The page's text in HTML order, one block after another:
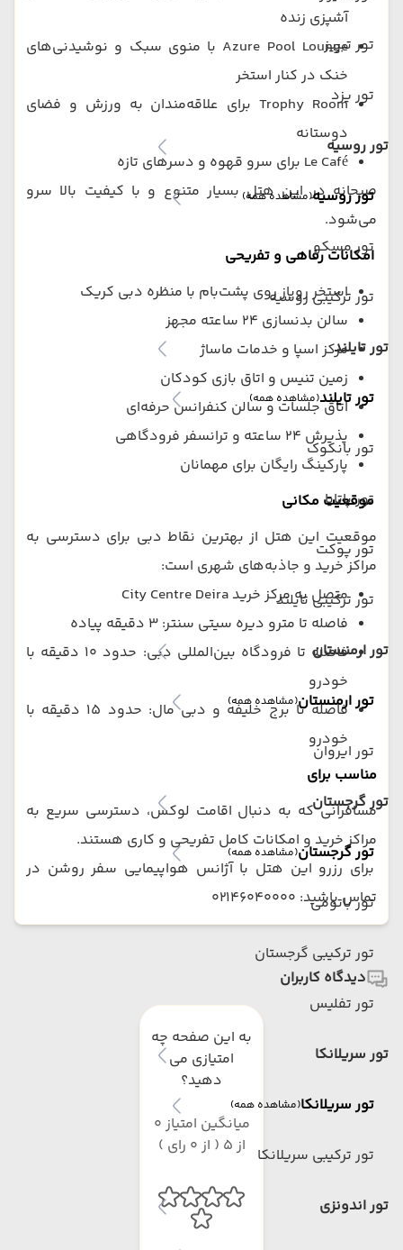
تور تبریز
تور یزد
تور روسیه
تور روسیه(مشاهده همه)
تور مسکو
تور ترکیبی روسیه
تور تایلند
تور تایلند(مشاهده همه)
تور بانکوک
تور پاتایا
تور پوکت
تور ترکیبی تایلند
تور ارمنستان
تور ارمنستان(مشاهده همه)
تور ایروان
تور گرجستان
تور گرجستان(مشاهده همه)
تور باتومی
تور ترکیبی گرجستان
تور تفلیس
تور سریلانکا
تور سریلانکا(مشاهده همه)
تور ترکیبی سریلانکا
تور اندونزی
آشپزی زنده
Azure Pool Lounge با منوی سبک و نوشیدنی‌های
خنک در کنار استخر
Trophy Room برای علاقه‌مندان به ورزش و فضای
دوستانه
Le Café برای سرو قهوه و دسرهای تازه
صبحانه در این هتل بسیار متنوع و با کیفیت بالا سرو
می‌شود.
امکانات رفاهی و تفریحی
استخر روباز روی پشت‌بام با منظره دبی کریک
سالن بدنسازی ۲۴ ساعته مجهز
مرکز اسپا و خدمات ماساژ
زمین تنیس و اتاق بازی کودکان
اتاق جلسات و سالن کنفرانس حرفه‌ای
پذیرش ۲۴ ساعته و ترانسفر فرودگاهی
پارکینگ رایگان برای مهمانان
موقعیت مکانی
موقعیت این هتل از بهترین نقاط دبی برای دسترسی به
مراکز خرید و جاذبه‌های شهری است:
متصل به مرکز خرید City Centre Deira
فاصله تا مترو دیره سیتی سنتر: ۳ دقیقه پیاده
فاصله تا فرودگاه بین‌المللی دبی: حدود ۱۰ دقیقه با
خودرو
فاصله تا برج خلیفه و دبی مال: حدود ۱۵ دقیقه با
خودرو
مناسب برای
مسافرانی که به دنبال اقامت لوکس، دسترسی سریع به
مراکز خرید و امکانات کامل تفریحی و کاری هستند.
برای رزرو این هتل با آژانس هواپیمایی سفر روشن در
تماس باشید: 02146040000
دیدگاه کاربران
به این صفحه چه
امتیازی می
دهید؟
میانگین امتیاز 0
از 5 ( از 0 رای )